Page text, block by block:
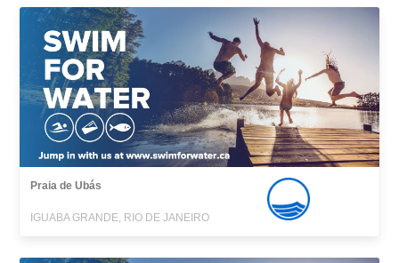
Praia de Ubás
IGUABA GRANDE, RIO DE JANEIRO